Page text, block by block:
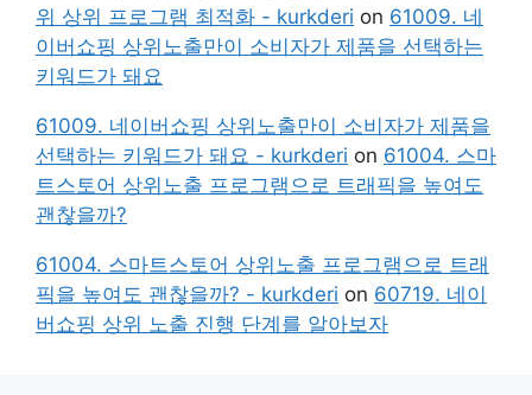
위 상위 프로그램 최적화 - kurkderi on 61009. 네
이버쇼핑 상위노출만이 소비자가 제품을 선택하는
키워드가 돼요
61009. 네이버쇼핑 상위노출만이 소비자가 제품을
선택하는 키워드가 돼요 - kurkderi on 61004. 스마
트스토어 상위노출 프로그램으로 트래픽을 높여도
괜찮을까?
61004. 스마트스토어 상위노출 프로그램으로 트래
픽을 높여도 괜찮을까? - kurkderi on 60719. 네이
버쇼핑 상위 노출 진행 단계를 알아보자